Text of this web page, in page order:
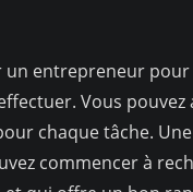
un entrepreneur
Vous
chaque tâche.
commencer à